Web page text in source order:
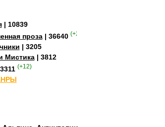
| 10839
проза| 36640 (+2)
| 3205
Мистика| 3812
(+12)